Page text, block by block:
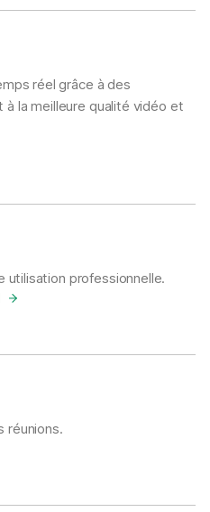
réel grâce à des
la meilleure qualité vidéo et
utilisation professionnelle.
réunions.